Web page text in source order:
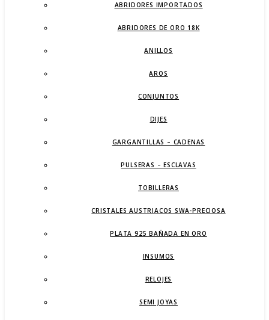
ABRIDORES IMPORTADOS
ABRIDORES DE ORO 18K
ANILLOS
AROS
CONJUNTOS
DIJES
GARGANTILLAS – CADENAS
PULSERAS – ESCLAVAS
TOBILLERAS
CRISTALES AUSTRIACOS SWA-PRECIOSA
PLATA 925 BAÑADA EN ORO
INSUMOS
RELOJES
SEMI JOYAS